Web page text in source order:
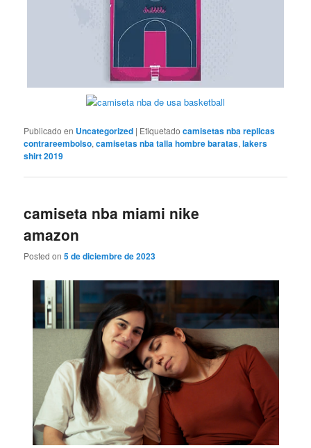
Publicado en Uncategorized | Etiquetado camisetas nba replicas
contrareembolso,camisetas nba talla hombre baratas,lakers
shirt 2019
camiseta nba miami nike
amazon
Posted on5 de diciembre de 2023